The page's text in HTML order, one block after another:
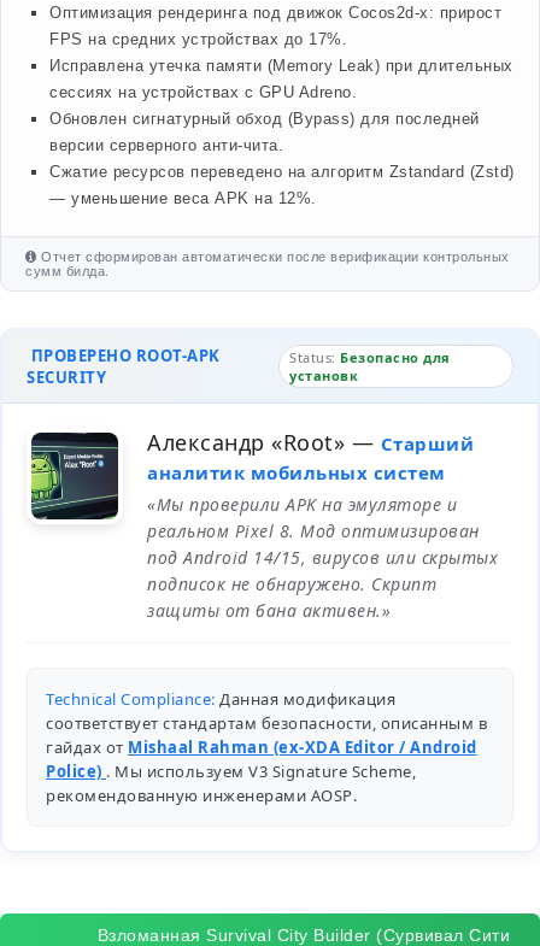
Оптимизация рендеринга под движок Cocos2d-x: прирост
FPS на средних устройствах до 17%.
Исправлена утечка памяти (Memory Leak) при длительных
сессиях на устройствах с GPU Adreno.
Обновлен сигнатурный обход (Bypass) для последней
версии серверного анти-чита.
Сжатие ресурсов переведено на алгоритм Zstandard (Zstd)
— уменьшение веса APK на 12%.
Отчет сформирован автоматически после верификации контрольных
сумм билда.
ПРОВЕРЕНО ROOT-APK
SECURITY
Status: Безопасно для
установк
Александр «Root» — Старший
аналитик мобильных систем
«Мы проверили APK на эмуляторе и
реальном Pixel 8. Мод оптимизирован
под Android 14/15, вирусов или скрытых
подписок не обнаружено. Скрипт
защиты от бана активен.»
Technical Compliance: Данная модификация
соответствует стандартам безопасности, описанным в
гайдах от Mishaal Rahman (ex-XDA Editor / Android
Police) . Мы используем V3 Signature Scheme,
рекомендованную инженерами AOSP.
Взломанная Survival City Builder (Сурвивал Сити